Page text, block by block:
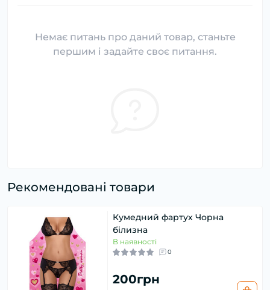
Немає питань про даний товар, станьте
першим і задайте своє питання.
Рекомендовані товари
Кумедний фартух Чорна
білизна
В наявності
0
200грн